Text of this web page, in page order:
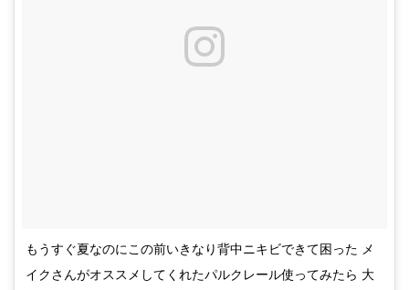
もうすぐ夏なのにこの前いきなり背中ニキビできて困った メ
イクさんがオススメしてくれたパルクレール使ってみたら 大